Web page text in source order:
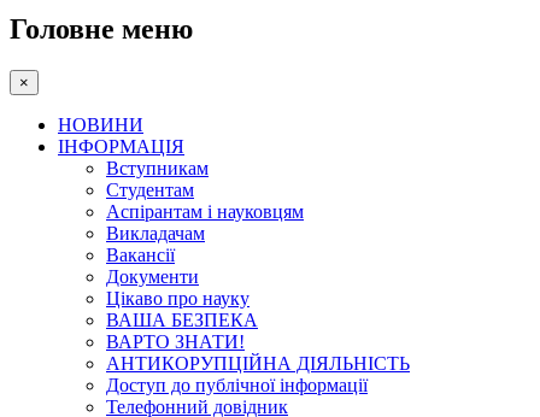
Головне меню
×
НОВИНИ
ІНФОРМАЦІЯ
Вступникам
Студентам
Аспірантам і науковцям
Викладачам
Вакансії
Документи
Цікаво про науку
ВАША БЕЗПЕКА
ВАРТО ЗНАТИ!
АНТИКОРУПЦІЙНА ДІЯЛЬНІСТЬ
Доступ до публічної інформації
Телефонний довідник